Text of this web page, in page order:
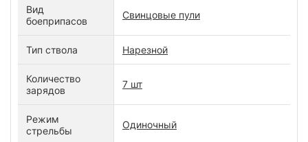
Вид
боеприпасов
Свинцовые пули
Тип ствола Нарезной
Количество
зарядов
7 шт
Режим
стрельбы
Одиночный